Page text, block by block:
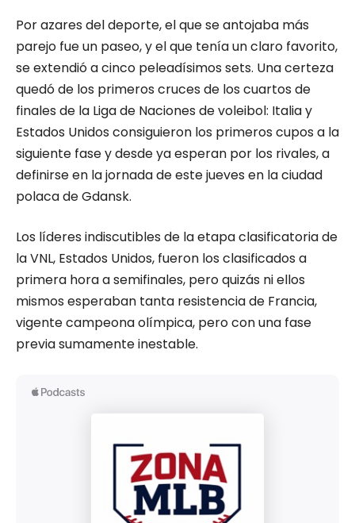
Por azares del deporte, el que se antojaba más
parejo fue un paseo, y el que tenía un claro favorito,
se extendió a cinco peleadísimos sets. Una certeza
quedó de los primeros cruces de los cuartos de
finales de la Liga de Naciones de voleibol: Italia y
Estados Unidos consiguieron los primeros cupos a la
siguiente fase y desde ya esperan por los rivales, a
definirse en la jornada de este jueves en la ciudad
polaca de Gdansk.
Los líderes indiscutibles de la etapa clasificatoria de
la VNL, Estados Unidos, fueron los clasificados a
primera hora a semifinales, pero quizás ni ellos
mismos esperaban tanta resistencia de Francia,
vigente campeona olímpica, pero con una fase
previa sumamente inestable.